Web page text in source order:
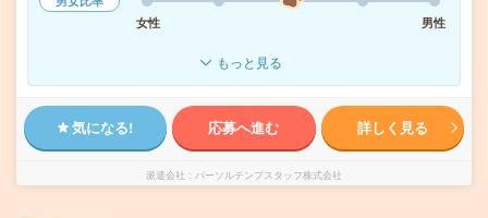
女性
男性
もっと見る
気になる! 応募へ進む 詳しく見る
派遣会社 パーソルテンプスタッフ株式会社